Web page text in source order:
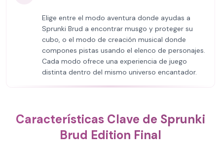
Elige entre el modo aventura donde ayudas a
Sprunki Brud a encontrar musgo y proteger su
cubo, o el modo de creación musical donde
compones pistas usando el elenco de personajes.
Cada modo ofrece una experiencia de juego
distinta dentro del mismo universo encantador.
Características Clave de Sprunki
Brud Edition Final